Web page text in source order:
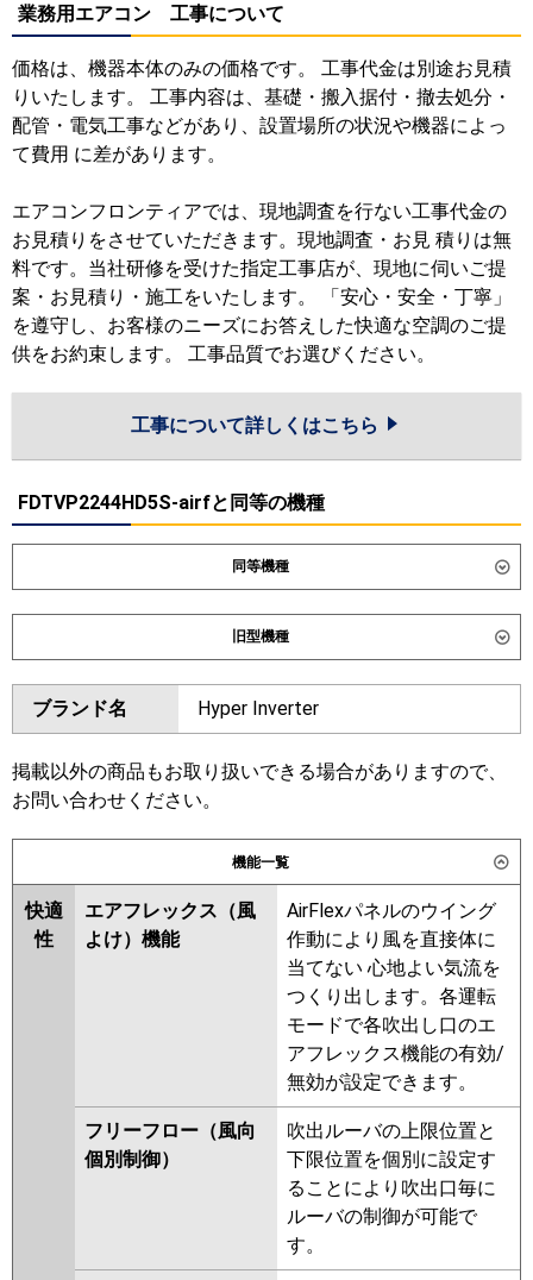
業務用エアコン 工事について
価格は、機器本体のみの価格です。 工事代金は別途お見積
りいたします。 工事内容は、基礎・搬入据付・撤去処分・
配管・電気工事などがあり、設置場所の状況や機器によっ
て費用 に差があります。
エアコンフロンティアでは、現地調査を行ない工事代金の
お見積りをさせていただきます。現地調査・お見 積りは無
料です。当社研修を受けた指定工事店が、現地に伺いご提
案・お見積り・施工をいたします。 「安心・安全・丁寧」
を遵守し、お客様のニーズにお答えした快適な空調のご提
供をお約束します。 工事品質でお選びください。
工事について詳しくはこちら
FDTVP2244HD5S-airfと同等の機種
同等機種
ダイキン SZRC224CNW SZRC224CW
SZRUC224CW
東芝 GUSF224141XU GUSF224141MUB
GUSF22414P1MUB
三菱電機 PLZD-ERMP224HLE6
RCI-GP224RSHW6
三菱重工
FDTV2246HD6SA-airf
FDTV2246HD6SA
FDTV2246HD6SA-osj
FDTV2246HD6SA-rak
PA-P224U7HVNCX PA-
P224U7HVC PA-P224U7HVNC
旧型機種
ダイキン SZRC224BAW SZRC224BANW
SZRUC224BAW
SZRC224BNW SZRJC224BW
SZRJC224AW SZRC224ANW
SZRC224AW
GUSF22413MUB
GUSF22413PMUB GUSF22413PXU
RUSF22433MUB RUSF22433XU
RUSF22433MU RUSF22433M
RUSF22433X AUSF22437M
AUSF22437X AUSF22477M
AUSF22477X
PLZD-ERMP224H5 PLZD-
ERMP224HLE5 PLZD-
ERMP224HE5 PLZD-ERMP224H4
PLZD-ERMP224HLE4 PLZD-
ERMP224HE4 PLZD-
ERMP224HE3
PLZD-ERMP224HLE3 PLZD-
ブランド名 Hyper Inverter
掲載以外の商品もお取り扱いできる場合がありますので、
お問い合わせください。
機能一覧
快適
性
エアフレックス（風
よけ）機能
AirFlexパネルのウイング
作動により風を直接体に
当てない 心地よい気流を
つくり出します。各運転
モードで各吹出し口のエ
アフレックス機能の有効/
無効が設定できます。
フリーフロー（風向
個別制御）
吹出ルーバの上限位置と
下限位置を個別に設定す
ることにより吹出口毎に
ルーバの制御が可能で
す。